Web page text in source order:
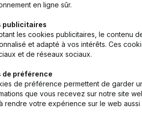
en ligne sûr.
publicitaires
les cookies publicitaires, le contenu
et adapté à vos intérêts. Ces
et de réseaux sociaux.
de préférence
de préférence permettent de garder
que vous recevez sur notre site
rendre votre expérience sur le web